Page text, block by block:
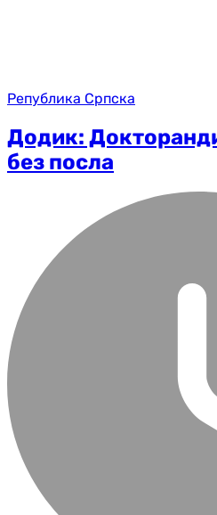
Република Српска
Додик:
без посла